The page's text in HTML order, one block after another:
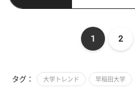
1 2
タグ： 大学トレンド 早稲田大学